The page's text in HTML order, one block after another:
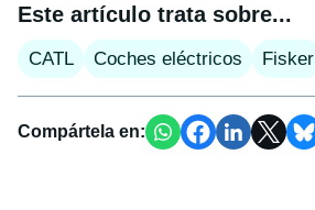
Este artículo trata sobre...
CATL Coches eléctricos Fisker
Compártela en: